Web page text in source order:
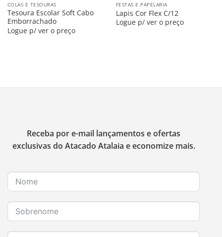
COLAS E TESOURAS
Tesoura Escolar Soft Cabo
Emborrachado
Logue p/ ver o preço
FESTAS E PAPELARIA
Lapis Cor Flex C/12
Logue p/ ver o preço
Receba por e-mail lançamentos e ofertas
exclusivas do Atacado Atalaia e economize mais.